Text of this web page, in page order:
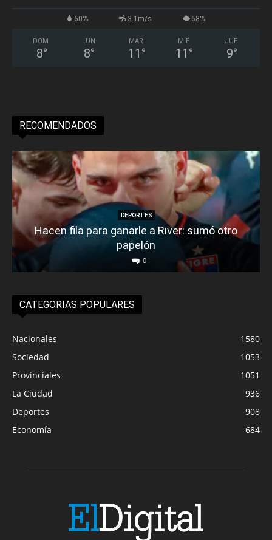
60% 3.1m/s 68%
DOM
8°
LUN
8°
MAR
11 °
MIÉ
11 °
JUE
9°
RECOMENDADOS
DEPORTES
Hacen fila para ganarle a River: sumó otro
papelón
0
CATEGORIAS POPULARES
Nacionales
1580
Sociedad
1053
Provinciales
1051
La Ciudad
936
Deportes
908
Economía
684